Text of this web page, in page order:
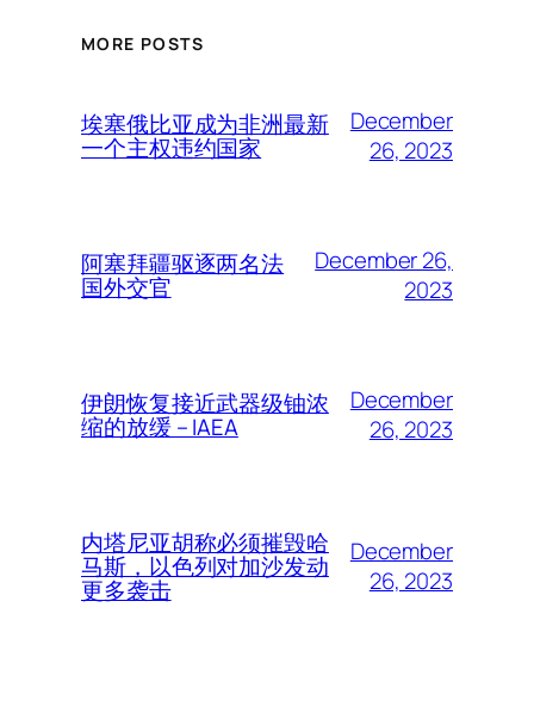
MORE POSTS
埃塞俄比亚成为非洲最新
一个主权违约国家
December
26, 2023
阿塞拜疆驱逐两名法
国外交官
December 26,
2023
伊朗恢复接近武器级铀浓
缩的放缓 – IAEA
December
26, 2023
内塔尼亚胡称必须摧毁哈
马斯，以色列对加沙发动
更多袭击
December
26, 2023